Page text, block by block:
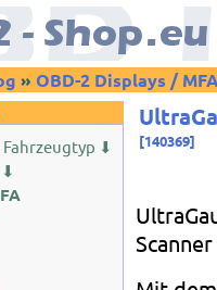
» OBD-2 Displays /
Fahrzeugtyp ⬇
[140369]